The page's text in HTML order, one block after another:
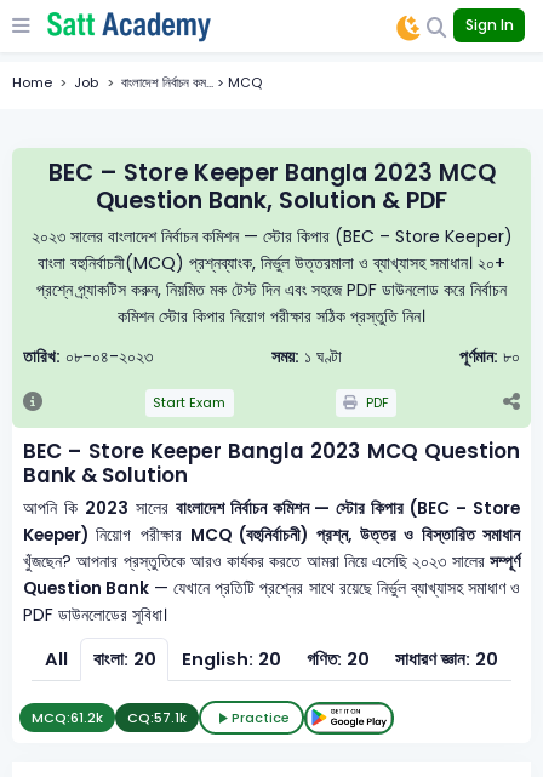
Sign In
Home Job বাংলাদেশ নির্বাচন কম... > MCQ
BEC – Store Keeper Bangla 2023 MCQ
Question Bank, Solution & PDF
২০২৩ সালের বাংলাদেশ নির্বাচন কমিশন — স্টোর কিপার (BEC – Store Keeper)
বাংলা বহুনির্বাচনী(MCQ) প্রশ্নব্যাংক, নির্ভুল উত্তরমালা ও ব্যাখ্যাসহ সমাধান। ২০+
প্রশ্নে প্র্যাকটিস করুন, নিয়মিত মক টেস্ট দিন এবং সহজে PDF ডাউনলোড করে নির্বাচন
কমিশন স্টোর কিপার নিয়োগ পরীক্ষার সঠিক প্রস্তুতি নিন।
তারিখ: ০৮-০৪-২০২৩ সময়: ১ ঘণ্টা পূর্ণমান: ৮০
Start Exam PDF
BEC – Store Keeper Bangla 2023 MCQ Question
Bank & Solution
আপনি কি 2023 সালের বাংলাদেশ নির্বাচন কমিশন — স্টোর কিপার (BEC – Store
Keeper)নিয়োগ পরীক্ষার MCQ (বহুনির্বাচনী) প্রশ্ন, উত্তর ও বিস্তারিত সমাধান
খুঁজছেন? আপনার প্রস্তুতিকে আরও কার্যকর করতে আমরা নিয়ে এসেছি ২০২৩ সালের সম্পূর্ণ
Question Bank — যেখানে প্রতিটি প্রশ্নের সাথে রয়েছে নির্ভুল ব্যাখ্যাসহ সমাধাণ ও
PDF ডাউনলোডের সুবিধা।
All বাংলা: 20 English: 20 গণিত: 20 সাধারণ জ্ঞান: 20
MCQ:61.2k CQ:57.1k Practice